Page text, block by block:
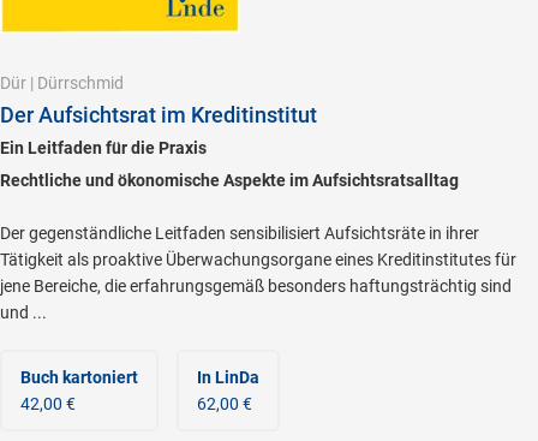
Dür | Dürrschmid
Der Aufsichtsrat im Kreditinstitut
Ein Leitfaden für die Praxis
Rechtliche und ökonomische Aspekte im Aufsichtsratsalltag
Der gegenständliche Leitfaden sensibilisiert Aufsichtsräte in ihrer
Tätigkeit als proaktive Überwachungsorgane eines Kreditinstitutes für
jene Bereiche, die erfahrungsgemäß besonders haftungsträchtig sind
und ...
Buch kartoniert
42,00 €
In LinDa
62,00 €